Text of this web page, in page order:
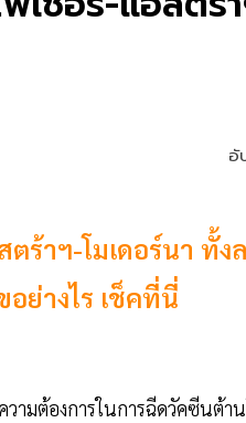
อั
ร้าฯ-โมเดอร์นา ทั้ง
ย่างไร เช็คที่นี่
วามต้องการในการฉีดวัคซีนต้า